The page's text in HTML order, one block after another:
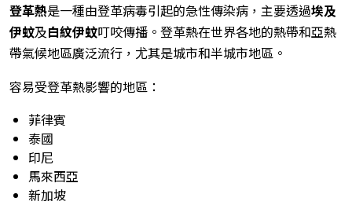
登革熱是一種由登革病毒引起的急性傳染病，主要透過埃及
伊蚊及白紋伊蚊叮咬傳播。登革熱在世界各地的熱帶和亞熱
帶氣候地區廣泛流行，尤其是城市和半城市地區。
容易受登革熱影響的地區：
菲律賓
泰國
印尼
馬來西亞
新加坡